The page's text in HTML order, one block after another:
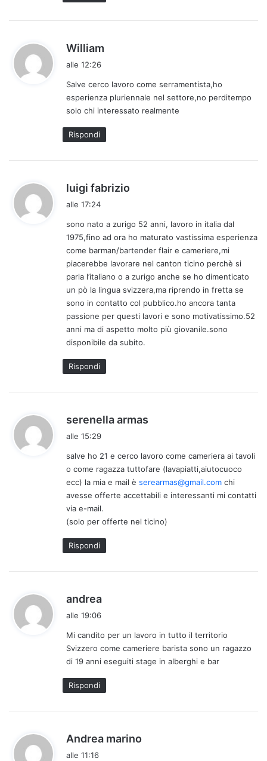
William
e
t
t
o
:
alle 12:26
Salve cerco lavoro come serramentista,ho
esperienza pluriennale nel settore,no perditempo
solo chi interessato realmente
Rispondi
luigi fabrizio
e
t
t
o
:
alle 17:24
sono nato a zurigo 52 anni, lavoro in italia dal
1975,fino ad ora ho maturato vastissima esperienza
come barman/bartender flair e cameriere,mi
piacerebbe lavorare nel canton ticino perchè si
parla l’italiano o a zurigo anche se ho dimenticato
un pò la lingua svizzera,ma riprendo in fretta se
sono in contatto col pubblico.ho ancora tanta
passione per questi lavori e sono motivatissimo.52
anni ma di aspetto molto più giovanile.sono
disponibile da subito.
Rispondi
serenella armas
e
t
t
o
alle 15:29
salve ho 21 e cerco lavoro come cameriera ai tavoli
o come ragazza tuttofare (lavapiatti,aiutocuoco
ecc) la mia e mail è serearmas@gmail.com chi
avesse offerte accettabili e interessanti mi contatti
via e-mail.
(solo per offerte nel ticino)
Rispondi
andrea
e
t
t
o
:
alle 19:06
Mi candito per un lavoro in tutto il territorio
Svizzero come cameriere barista sono un ragazzo
di 19 anni eseguiti stage in alberghi e bar
Rispondi
Andrea marino
alle 11:16